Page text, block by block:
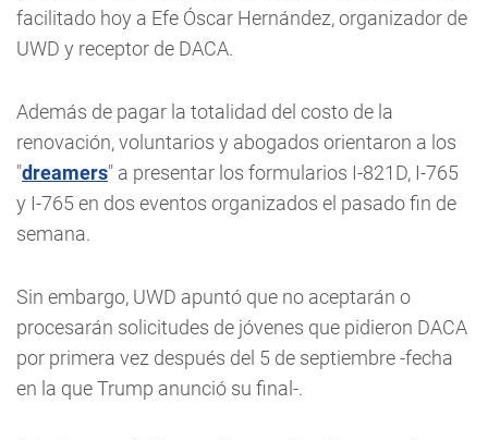
facilitado hoy a Efe Óscar Hernández, organizador de
UWD y receptor de DACA.
Además de pagar la totalidad del costo de la
renovación, voluntarios y abogados orientaron a los
"dreamers" a presentar los formularios I-821D, I-765
y I-765 en dos eventos organizados el pasado fin de
semana.
Sin embargo, UWD apuntó que no aceptarán o
procesarán solicitudes de jóvenes que pidieron DACA
por primera vez después del 5 de septiembre -fecha
en la que Trump anunció su final-.